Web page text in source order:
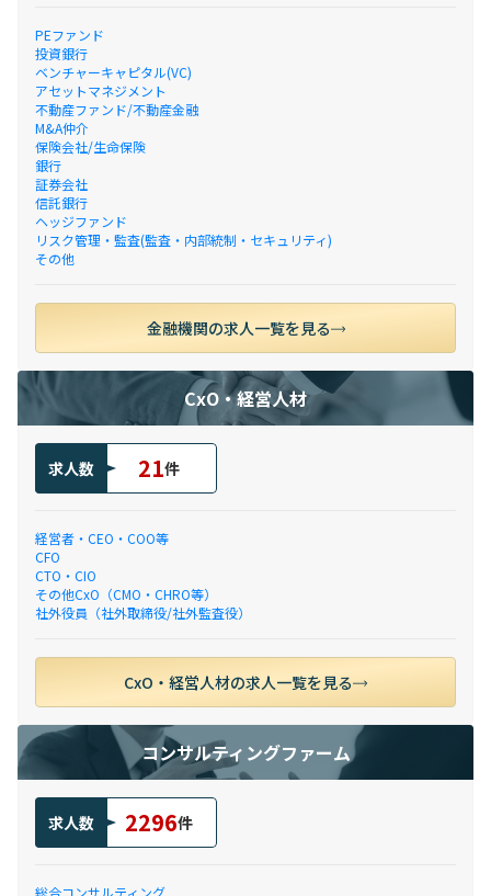
PEファンド
投資銀行
ベンチャーキャピタル(VC)
アセットマネジメント
不動産ファンド/不動産金融
M&A仲介
保険会社/生命保険
銀行
証券会社
信託銀行
ヘッジファンド
リスク管理・監査(監査・内部統制・セキュリティ)
その他
金融機関の求人一覧を見る
CxO・経営人材
求人数 21件
経営者・CEO・COO等
CFO
CTO・CIO
その他CxO（CMO・CHRO等）
社外役員（社外取締役/社外監査役）
CxO・経営人材の求人一覧を見る
コンサルティングファーム
求人数 2296件
総合コンサルティング